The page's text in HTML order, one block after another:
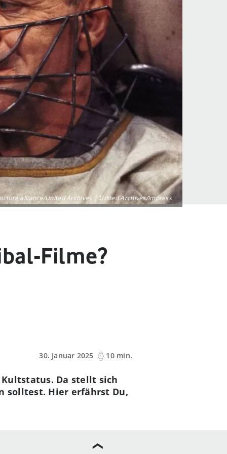
alliance/United Archives | United Archives/Impress
Filme?
30. Januar 2025 10 min.
Da stellt sich
solltest. Hier erfährst Du,